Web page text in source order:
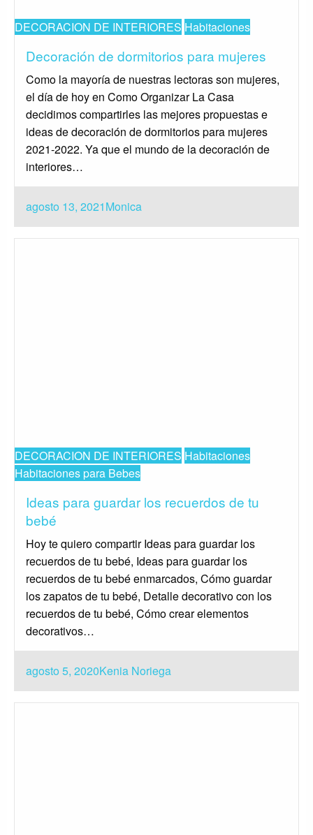
DECORACION DE INTERIORES Habitaciones
Decoración de dormitorios para mujeres
Como la mayoría de nuestras lectoras son mujeres,
el día de hoy en Como Organizar La Casa
decidimos compartirles las mejores propuestas e
ideas de decoración de dormitorios para mujeres
2021-2022. Ya que el mundo de la decoración de
interiores…
Publicado
el
agosto 13, 2021Monica
DECORACION DE INTERIORES Habitaciones
Habitaciones para Bebes
Ideas para guardar los recuerdos de tu
bebé
Hoy te quiero compartir Ideas para guardar los
recuerdos de tu bebé, Ideas para guardar los
recuerdos de tu bebé enmarcados, Cómo guardar
los zapatos de tu bebé, Detalle decorativo con los
recuerdos de tu bebé, Cómo crear elementos
decorativos…
Publicado
el
agosto 5, 2020Kenia Noriega